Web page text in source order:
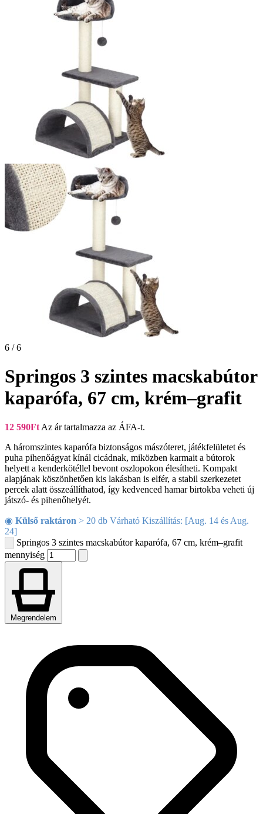
6 / 6
Springos 3 szintes macskabútor
kaparófa, 67 cm, krém–grafit
12 590Ft Az ár tartalmazza az ÁFA-t.
A háromszintes kaparófa biztonságos mászóteret, játékfelületet és
puha pihenőágyat kínál cicádnak, miközben karmait a bútorok
helyett a kenderkötéllel bevont oszlopokon élesítheti. Kompakt
alapjának köszönhetően kis lakásban is elfér, a stabil szerkezetet
percek alatt összeállíthatod, így kedvenced hamar birtokba veheti új
játszó- és pihenőhelyét.
◉ Külső raktáron > 20 db Várható Kiszállítás: [Aug. 14 és Aug.
24]
Springos 3 szintes macskabútor kaparófa, 67 cm, krém–grafit
mennyiség
Megrendelem